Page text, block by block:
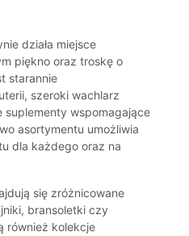
działa miejsce
piękno oraz troskę o
starannie
szeroki wachlarz
wspomagające
asortymentu umożliwia
dla każdego oraz na
się zróżnicowane
bransoletki czy
również kolekcje